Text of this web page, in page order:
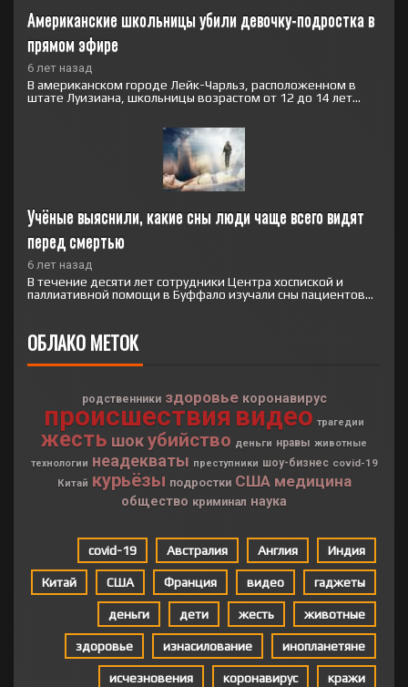
Американские школьницы убили девочку-подростка в
прямом эфире
6 лет назад
В американском городе Лейк-Чарльз, расположенном в
штате Луизиана, школьницы возрастом от 12 до 14 лет...
Учёные выяснили, какие сны люди чаще всего видят
перед смертью
6 лет назад
В течение десяти лет сотрудники Центра хоспиской и
паллиативной помощи в Буффало изучали сны пациентов...
ОБЛАКО МЕТОК
родственники здоровье коронавирус
происшествия видео трагедии
жесть шокубийство деньги нравы животные
технологии неадекваты преступники шоу-бизнес covid-19
Китай курьёзы подростки США медицина
общество криминал наука
covid-19 Австралия Англия Индия
Китай США Франция видео гаджеты
деньги дети жесть животные
здоровье изнасилование инопланетяне
исчезновения коронавирус кражи